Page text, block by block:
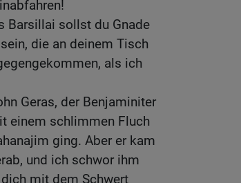
Barsillai sollst du Gnade
die an deinem Tisch
als ich
Geras, der Benjaminiter
einem schlimmen Fluch
ging. Aber er kam
und ich schwor ihm
mit dem Schwert